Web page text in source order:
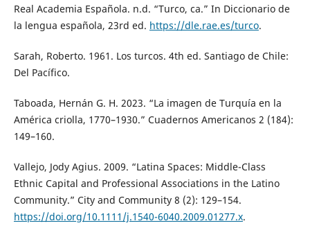
Real Academia Española. n.d. “Turco, ca.” In Diccionario de
la lengua española, 23rd ed. https://dle.rae.es/turco.
Sarah, Roberto. 1961. Los turcos. 4th ed. Santiago de Chile:
Del Pacífico.
Taboada, Hernán G. H. 2023. “La imagen de Turquía en la
América criolla, 1770–1930.” Cuadernos Americanos 2 (184):
149–160.
Vallejo, Jody Agius. 2009. “Latina Spaces: Middle-Class
Ethnic Capital and Professional Associations in the Latino
Community.” City and Community 8 (2): 129–154.
https://doi.org/10.1111/j.1540-6040.2009.01277.x.